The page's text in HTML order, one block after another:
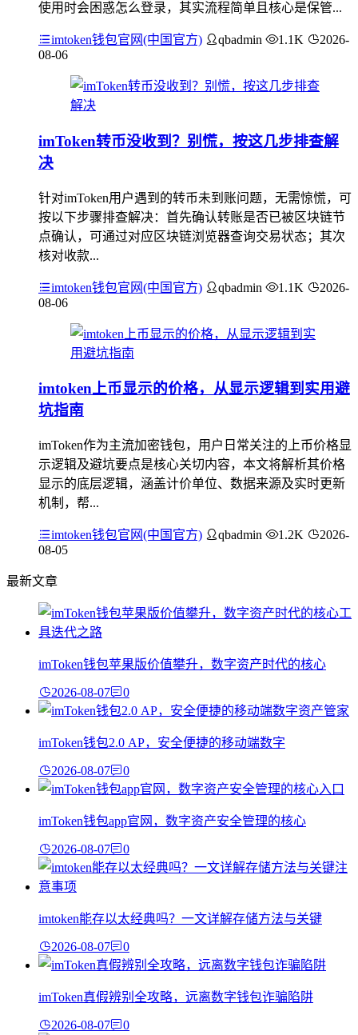
使用时会困惑怎么登录，其实流程简单且核心是保管...
imtoken钱包官网(中国官方) qbadmin 1.1K
2026-
08-06
imToken转币没收到？别慌，按这几步排查解
决
针对imToken用户遇到的转币未到账问题，无需惊慌，可
按以下步骤排查解决：首先确认转账是否已被区块链节
点确认，可通过对应区块链浏览器查询交易状态；其次
核对收款...
imtoken钱包官网(中国官方) qbadmin 1.1K
2026-
08-06
imtoken上币显示的价格，从显示逻辑到实用避
坑指南
imToken作为主流加密钱包，用户日常关注的上币价格显
示逻辑及避坑要点是核心关切内容，本文将解析其价格
显示的底层逻辑，涵盖计价单位、数据来源及实时更新
机制，帮...
imtoken钱包官网(中国官方) qbadmin 1.2K
2026-
08-05
最新文章
imToken钱包苹果版价值攀升，数字资产时代的核心
2026-08-07 0
imToken钱包2.0 AP，安全便捷的移动端数字
2026-08-07 0
imToken钱包app官网，数字资产安全管理的核心
2026-08-07 0
imtoken能存以太经典吗？一文详解存储方法与关键
2026-08-07 0
imToken真假辨别全攻略，远离数字钱包诈骗陷阱
2026-08-07 0